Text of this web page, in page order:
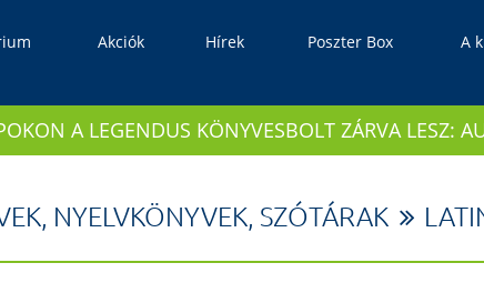
Akciók Hírek Poszter Box A
A LEGENDUS KÖNYVESBOLT ZÁRVA LESZ:
NYELVKÖNYVEK, SZÓTÁRAK